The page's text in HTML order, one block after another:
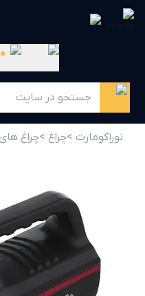
0
نوراکومارت >چراغ >چراغ